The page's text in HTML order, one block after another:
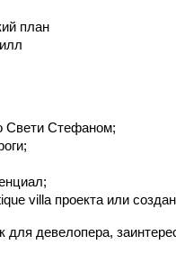
план
Свети Стефаном;
villa проекта или
для девелопера,